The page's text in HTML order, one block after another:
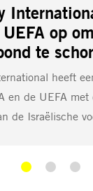
UEFA op
te
heeft
en de UEFA
de Israëlische